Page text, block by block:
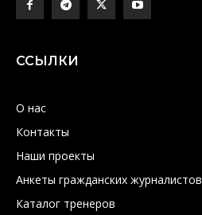
ССЫЛКИ
О нас
Контакты
Наши проекты
Анкеты гражданских журналистов
Каталог тренеров